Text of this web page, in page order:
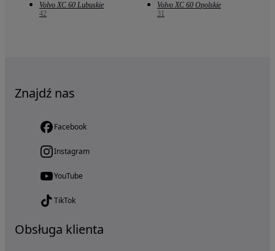
Volvo XC 60 Lubuskie
42
Volvo XC 60 Opolskie
31
Znajdź nas
Facebook
Instagram
YouTube
TikTok
Obsługa klienta